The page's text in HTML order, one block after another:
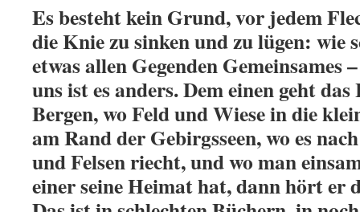
Es besteht kein Grund, vor jedem
die Knie zu sinken und zu lügen: wie
etwas allen Gegenden Gemeinsames
uns ist es anders. Dem einen geht
Bergen, wo Feld und Wiese in die
am Rand der Gebirgsseen, wo es
und Felsen riecht, und wo man
einer seine Heimat hat, dann hört